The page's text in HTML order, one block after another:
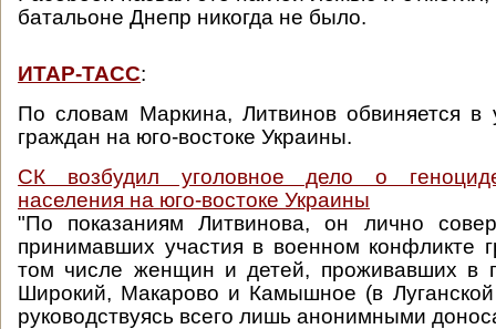
батальоне Днепр никогда не было.
ИТАР-ТАСС:
По словам Маркина, Литвинов обвиняется в
граждан на юго-востоке Украины.
СК возбудил уголовное дело о геноциде
населения на юго-востоке Украины
"По показаниям Литвинова, он лично
принимавших участия в военном конфликте
том числе женщин и детей, проживавших в
Широкий, Макарово и Камышное (в
руководствуясь всего лишь анонимными